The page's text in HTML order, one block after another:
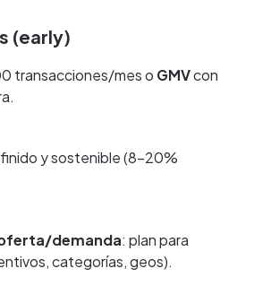
(early)
transacciones/mes o GMVcon
y sostenible (8–20%
demanda: plan para
categorías, geos).